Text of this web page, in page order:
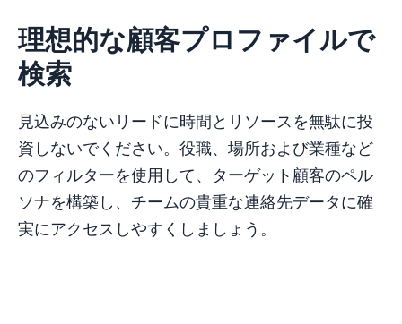
理想的な顧客プロファイルで
検索
見込みのないリードに時間とリソースを無駄に投
資しないでください。役職、場所および業種など
のフィルターを使用して、ターゲット顧客のペル
ソナを構築し、チームの貴重な連絡先データに確
実にアクセスしやすくしましょう。